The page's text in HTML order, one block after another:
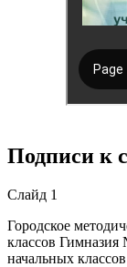
Подписи к
Слайд 1
Городское
классов
начальных классов